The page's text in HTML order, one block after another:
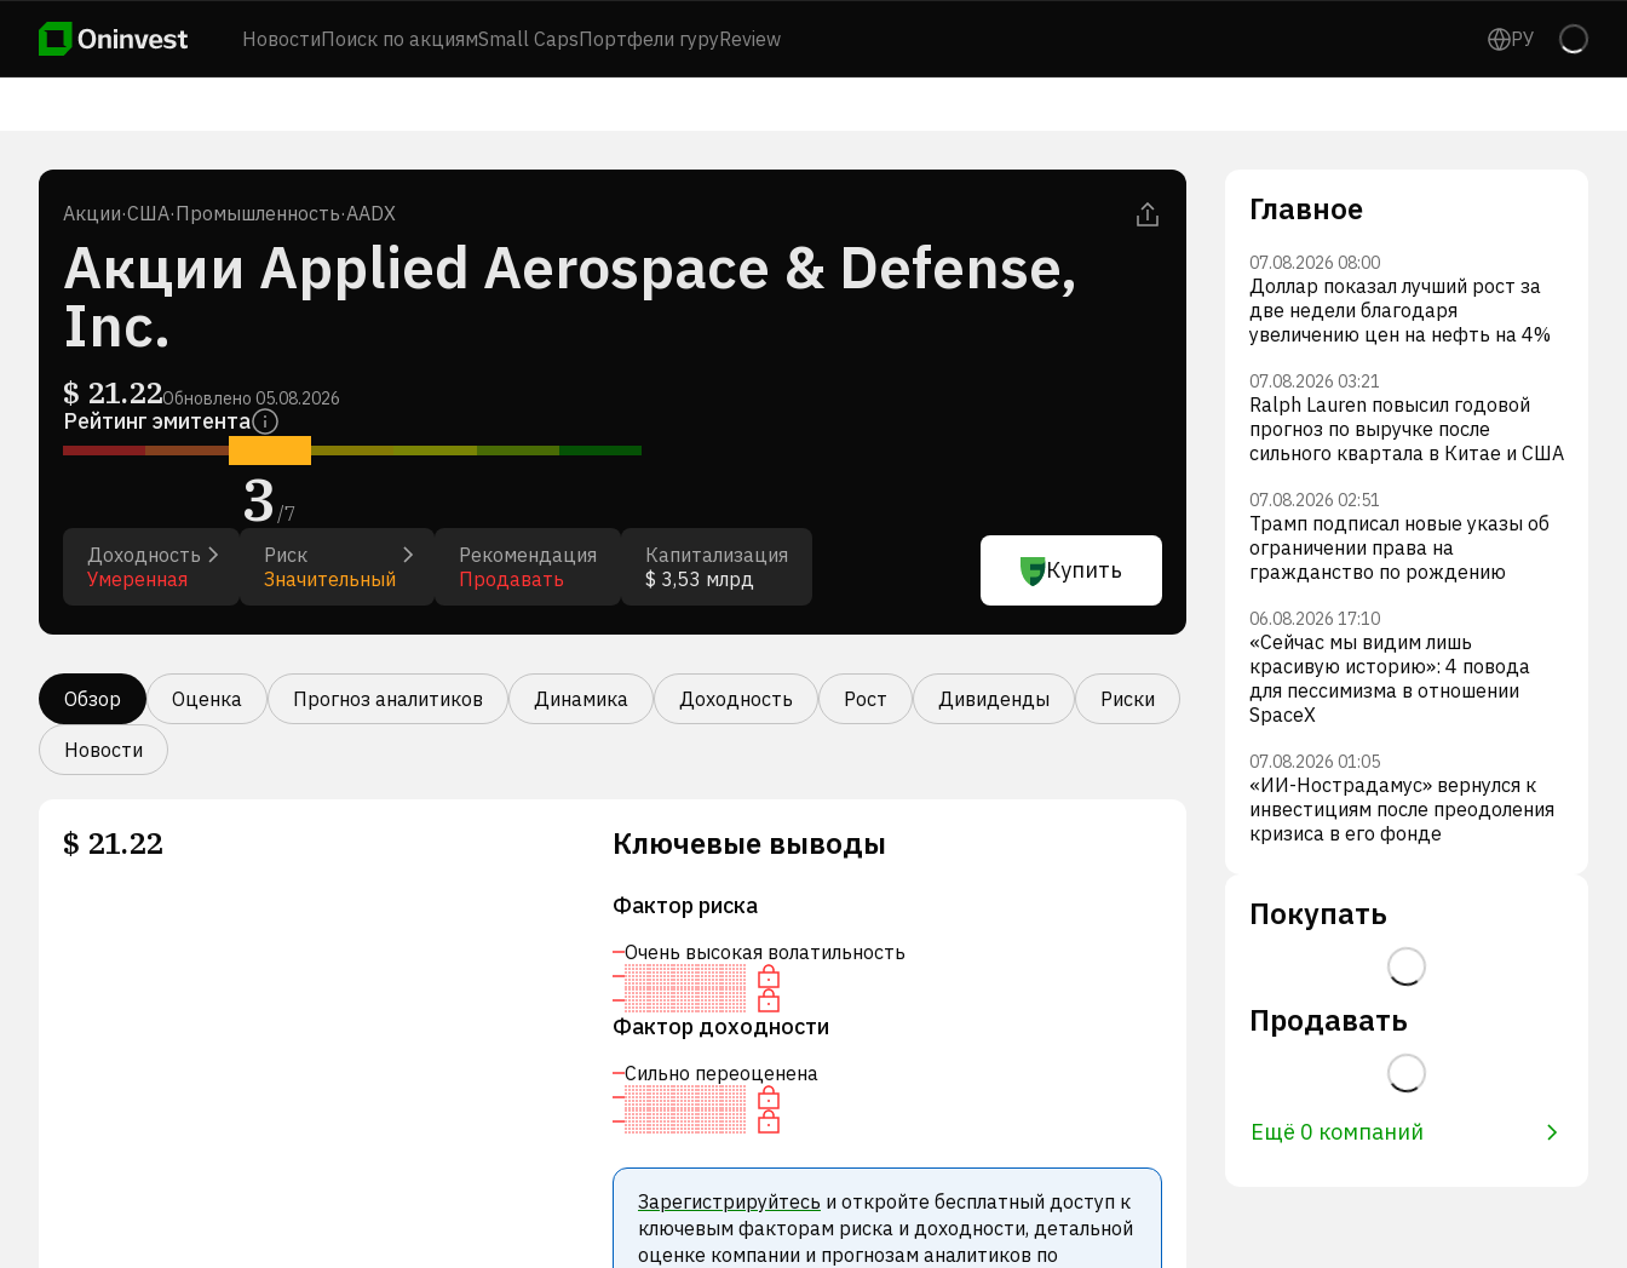
НовостиПоиск по акциямSmall CapsПортфели гуруReview РУ
Акции·США·Промышленность·AADX
Акции Applied Aerospace & Defense,
Inc.
$ 21.22Обновлено 05.08.2026
Рейтинг эмитента
3/7
Доходность
Умеренная
Риск
Значительный
Рекомендация
Продавать
Капитализация
$ 3,53 млрд
Купить
Обзор Оценка Прогноз аналитиков Динамика Доходность Рост Дивиденды Риски
Новости
$ 21.22 Ключевые выводы
Фактор риска
Очень высокая волатильность
Фактор доходности
Сильно переоценена
Зарегистрируйтесь и откройте бесплатный доступ к
ключевым факторам риска и доходности, детальной
оценке компании и прогнозам аналитиков по
Главное
07.08.2026 08:00
Доллар показал лучший рост за
две недели благодаря
увеличению цен на нефть на 4%
07.08.2026 03:21
Ralph Lauren повысил годовой
прогноз по выручке после
сильного квартала в Китае и США
07.08.2026 02:51
Трамп подписал новые указы об
ограничении права на
гражданство по рождению
06.08.2026 17:10
«Сейчас мы видим лишь
красивую историю»: 4 повода
для пессимизма в отношении
SpaceX
07.08.2026 01:05
«ИИ-Нострадамус» вернулся к
инвестициям после преодоления
кризиса в его фонде
Покупать
Продавать
Ещё 0 компаний